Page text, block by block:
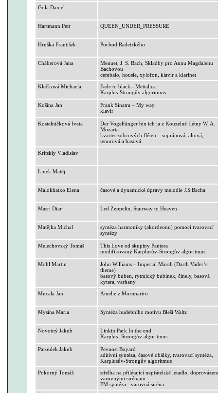
Gola Daniel
Hartmann Petr QUEEN_UNDER_PRESSURE
Hruška František PochodRadetzkého
Cháberová Jana
Menuet, J. S. Bach, Skladby pro Annu Magdalenu
Bachovou
cembalo, housle, xylofon, klavír a klarinet
Klečková Michaela
Fade toblack -Mettalica
Karplus-Strongův algoritmus
Košina Jan FrankSinatra – Myway
klavír
Kostelníčková Iveta DerVogelfänger binich ja z Kouzelné flétny W. A.
Mozarta
kvartet zobcových fléten – sopránová, altová,
tenorová a basová
Kritskiy Vladislav
Linek Matěj
Malokhatko Elena časové a dynamické úpravy melodieJ.S.Bacha
Masri Diar LedZeppelin ,Stairway toHeaven
Matějka Michal
syntéza harmoniky (akordeonu) pomocí tvarovací
syntézy
Melechovský Tomáš This Love od skupiny Pantera
modifikovanýKarplusův-Strongův algoritmus
Mohl Martin JohnWilliams –Imperial March (Darth Vader‘s
theme)
basový buben, rytmický bubínek, činely, basová
kytara, varhany
Mucala Jan Amelie zMortmartru
Mysina Maria Syntéza hudebního motivu Bleší Waltz
Novotný Jakub Linkin Park Inthe end
Karplus-Strongův algoritmus
Paroulek Jakub PevnostBoyard
aditivní syntéza, časové obálky, tvarovací syntéza,
Karplusův-Strongův algoritmus
Pokorný Tomáš
střelba na přilétající nepřátelské letadlo,
varovnými sirénami
FM syntéza - varovná siréna